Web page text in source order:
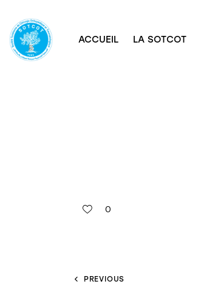
ACCUEIL LA SOTCOT
0
PREVIOUS